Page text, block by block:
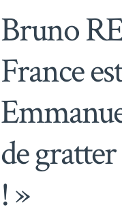
Bruno
France
de
! »